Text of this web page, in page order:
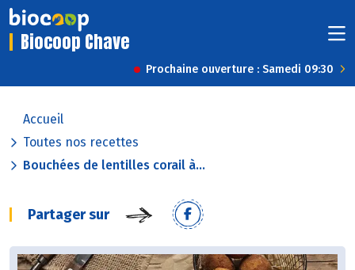
Biocoop Chave
Prochaine ouverture : Samedi 09:30
Accueil
Toutes nos recettes
Bouchées de lentilles corail à...
Partager sur